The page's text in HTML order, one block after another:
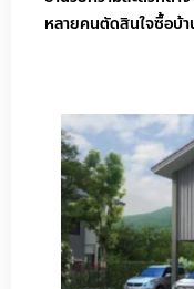
หลายคนตัดสินใจซื้อบ้า